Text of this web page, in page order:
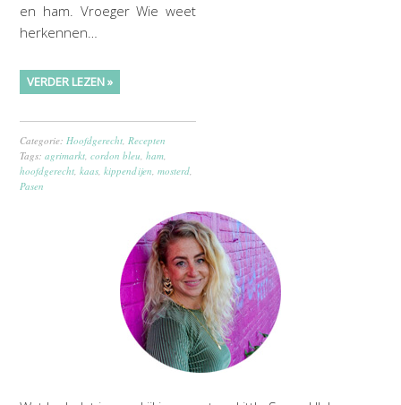
en ham. Vroeger Wie weet
herkennen…
VERDER LEZEN »
Categorie: Hoofdgerecht Recepten
Tags:agrimarkt ,cordon bleu ,ham
hoofdgerecht ,kaas ,kippendijen ,mosterd
Pasen